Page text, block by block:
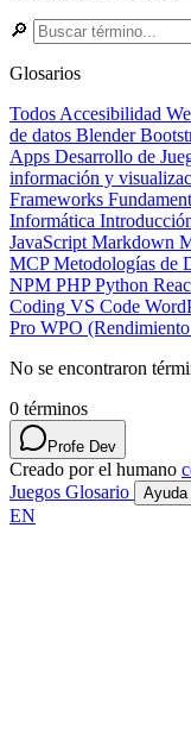
🔎
Glosarios
Todos Accesibilidad
de datos Blender
Apps Desarrollo de
información y
Frameworks
Informática
JavaScript Markdown
MCPMetodologías de
NPM PHPPython
Coding VS Code
Pro WPO
No se encontraron
0 términos
Profe Dev
Creado por el humano
Juegos Glosario Ayuda
EN